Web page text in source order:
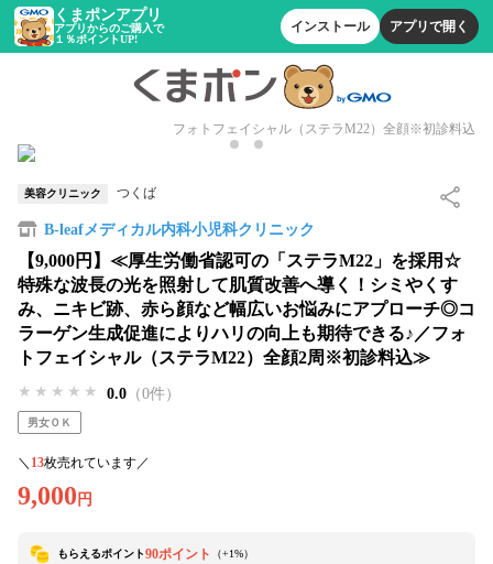
くまポンアプリ
アプリからのご購入で
１％ポイントUP!
インストール アプリで開く
フォトフェイシャル（ステラM22）全顔※初診料込
美容クリニック つくば
B-leafメディカル内科小児科クリニック
【9,000円】≪厚生労働省認可の「ステラM22」を採用☆
特殊な波長の光を照射して肌質改善へ導く！シミやくす
み、ニキビ跡、赤ら顔など幅広いお悩みにアプローチ◎コ
ラーゲン生成促進によりハリの向上も期待できる♪／フォ
トフェイシャル（ステラM22）全顔2周※初診料込≫
★★★★★
★★★★★
★★★★★ 0.0 （0件）
男女ＯＫ
＼ 13枚売れています／
9,000 円
もらえるポイント90ポイント （+1%）